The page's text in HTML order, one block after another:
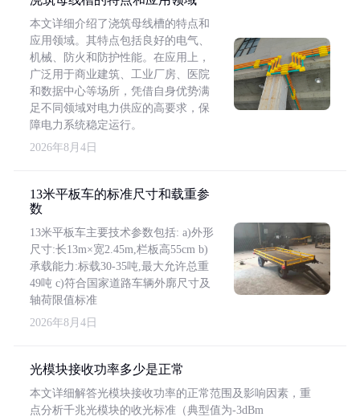
本文详细介绍了浇筑母线槽的特点和
应用领域。其特点包括良好的电气、
机械、防火和防护性能。在应用上，
广泛用于商业建筑、工业厂房、医院
和数据中心等场所，凭借自身优势满
足不同领域对电力供应的高要求，保
障电力系统稳定运行。
2026年8月4日
13米平板车的标准尺寸和载重参
数
13米平板车主要技术参数包括: a)外形
尺寸:长13m×宽2.45m,栏板高55cm b)
承载能力:标载30-35吨,最大允许总重
49吨 c)符合国家道路车辆外廓尺寸及
轴荷限值标准
2026年8月4日
光模块接收功率多少是正常
本文详细解答光模块接收功率的正常范围及影响因素，重
点分析千兆光模块的收光标准（典型值为-3dBm